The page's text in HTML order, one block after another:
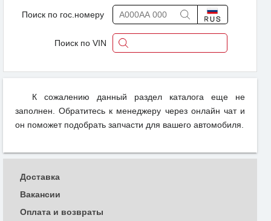
Поиск по гос.номеру
Поиск по VIN
К сожалению данный раздел каталога еще не
заполнен. Обратитесь к менеджеру через онлайн чат и
он поможет подобрать запчасти для вашего автомобиля.
Доставка
Вакансии
Оплата и возвраты